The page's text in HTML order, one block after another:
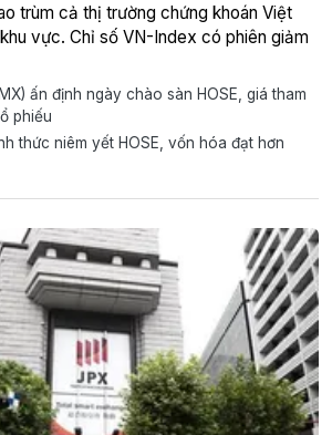
trùm cả thị trường chứng khoán Việt
vực. Chỉ số VN-Index có phiên giảm
ấn định ngày chào sàn HOSE, giá tham
phiếu
thức niêm yết HOSE, vốn hóa đạt hơn